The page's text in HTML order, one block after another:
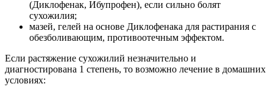
(Диклофенак, Ибупрофен), если сильно болят
сухожилия;
мазей, гелей на основе Диклофенака для растирания с
обезболивающим, противоотечным эффектом.
Если растяжение сухожилий незначительно и
диагностирована 1 степень, то возможно лечение в домашних
условиях: